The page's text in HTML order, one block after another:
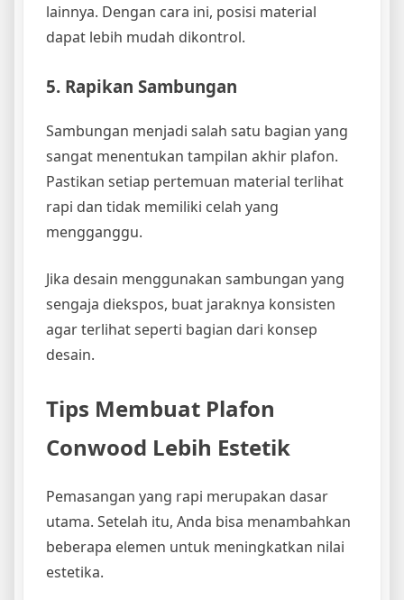
lainnya. Dengan cara ini, posisi material
dapat lebih mudah dikontrol.
5. Rapikan Sambungan
Sambungan menjadi salah satu bagian yang
sangat menentukan tampilan akhir plafon.
Pastikan setiap pertemuan material terlihat
rapi dan tidak memiliki celah yang
mengganggu.
Jika desain menggunakan sambungan yang
sengaja diekspos, buat jaraknya konsisten
agar terlihat seperti bagian dari konsep
desain.
Tips Membuat Plafon
Conwood Lebih Estetik
Pemasangan yang rapi merupakan dasar
utama. Setelah itu, Anda bisa menambahkan
beberapa elemen untuk meningkatkan nilai
estetika.